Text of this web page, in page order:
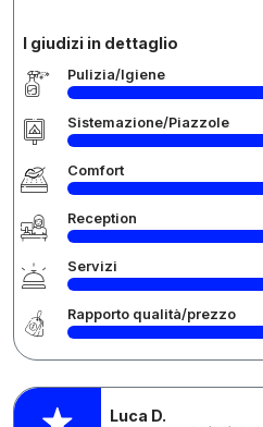
I giudizi in dettaglio
Pulizia/Igiene
Sistemazione/Piazzole
Comfort
Reception
Servizi
Rapporto qualità/prezzo
Luca D.